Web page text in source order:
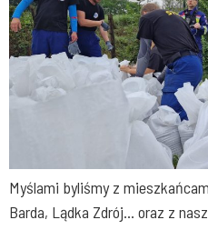
Myślami byliśmy z
Barda, Lądka Zdrój… oraz z